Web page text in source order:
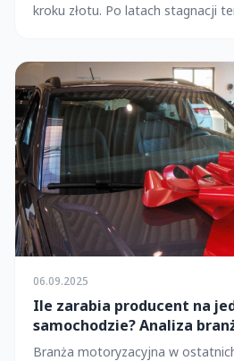
kroku złotu. Po latach stagnacji
06.09.2025
Ile zarabia producent na
samochodzie? Analiza
2025
Branża motoryzacyjna w